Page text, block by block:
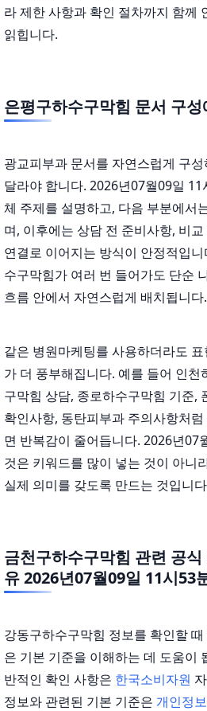
라 제한 사항과 확인 절차까지 함께
읽힙니다.
은평구하수구막힘 문서 구
광교피부과 문서를 자연스럽게 구
달라야 합니다. 2026년07월09일
체 주제를 설명하고, 다음 부분에서
며, 이후에는 상담 전 준비사항, 비
연결로 이어지는 방식이 안정적입
수구막힘가 여러 번 들어가도 단순
흐름 안에서 자연스럽게 배치됩니다.
같은 병원마케팅를 사용하더라도
가 더 풍부해집니다. 예를 들어 인
구막힘 상담, 종로하수구막힘 기준,
확인사항, 동탄피부과 주의사항처
면 반복감이 줄어듭니다. 2026년07
것은 키워드를 많이 넣는 것이 아니
실제 의미를 갖도록 만드는 것입니
금천구하수구막힘 관련 공
유 2026년07월09일 11시53
강동구하수구막힘 정보를 확인할
은 기본 기준을 이해하는 데 도움이
반적인 확인 사항은 한국소비자원
정보와 관련된 기본 기준은 개인정